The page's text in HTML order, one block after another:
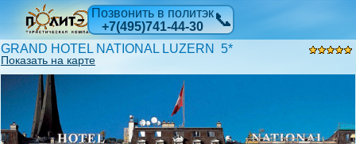
Позвонить в политэк
+7(495)741-44-30
📞
GRAND HOTEL NATIONAL LUZERN 5*
Показать на карте